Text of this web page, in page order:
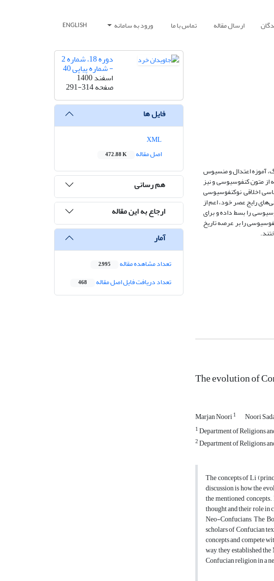
ارسال مقاله تماس با ما ورود به سامانه ENGLISH
آموزه اعتدال و منسیوس
متون کنفوسیوسی و نیز
اخلاقی نوکنفوسیوسی
رایج عصر خود، اعم از
را بسط داده و برای
را بر عرصه تاریخ
The evolution of
Marjan Noori1 Noori
1Department of Religions
2Department of Religions
The concepts of Li
discussion is how the
the mentioned
thought and their role in
Neo-Confucians, The
scholars of Confucian
concepts and compete
way, they established
Confucian religion in a
دوره 18، شماره 2
- شماره پیاپی 40
اسفند 1400
صفحه291-314
فایل ها
اصل مقاله
472.88 K
هم رسانی
ارجاع به این مقاله
آمار
تعداد مشاهده مقاله 2,995
تعداد دریافت فایل اصل مقاله 468